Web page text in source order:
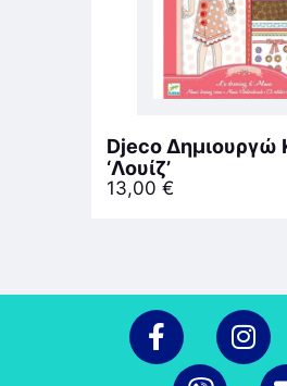
Djeco Δημιουργώ
‘Λουίζ’
13,00 €